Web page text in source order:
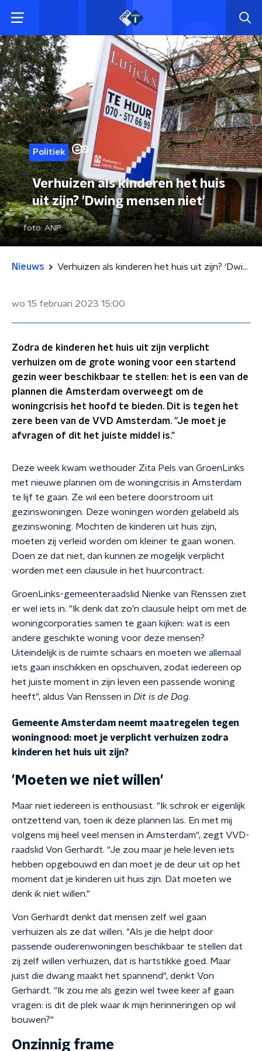
Politiek
Verhuizen als kinderen het huis
uit zijn? 'Dwing mensen niet'
foto: ANP
Nieuws Verhuizen als kinderen het huis uit zijn? 'Dwing mensen niet'
wo 15 februari 2023 15:00
Zodra de kinderen het huis uit zijn verplicht
verhuizen om de grote woning voor een startend
gezin weer beschikbaar te stellen: het is een van de
plannen die Amsterdam overweegt om de
woningcrisis het hoofd te bieden. Dit is tegen het
zere been van de VVD Amsterdam. "Je moet je
afvragen of dit het juiste middel is."
Deze week kwam wethouder Zita Pels van GroenLinks
met nieuwe plannen om de woningcrisis in Amsterdam
te lijf te gaan. Ze wil een betere doorstroom uit
gezinswoningen. Deze woningen worden gelabeld als
gezinswoning. Mochten de kinderen uit huis zijn,
moeten zij verleid worden om kleiner te gaan wonen.
Doen ze dat niet, dan kunnen ze mogelijk verplicht
worden met een clausule in het huurcontract.
GroenLinks-gemeenteraadslid Nienke van Renssen ziet
er wel iets in. "Ik denk dat zo’n clausule helpt om met de
woningcorporaties samen te gaan kijken: wat is een
andere geschikte woning voor deze mensen?
Uiteindelijk is de ruimte schaars en moeten we allemaal
iets gaan inschikken en opschuiven, zodat iedereen op
het juiste moment in zijn leven een passende woning
heeft", aldus Van Renssen in Dit is de Dag.
Gemeente Amsterdam neemt maatregelen tegen
woningnood: moet je verplicht verhuizen zodra
kinderen het huis uit zijn?
'Moeten we niet willen'
Maar niet iedereen is enthousiast. "Ik schrok er eigenlijk
ontzettend van, toen ik deze plannen las. En met mij
volgens mij heel veel mensen in Amsterdam", zegt VVD-
raadslid Von Gerhardt. "Je zou maar je hele leven iets
hebben opgebouwd en dan moet je de deur uit op het
moment dat je kinderen uit huis zijn. Dat moeten we
denk ik niet willen."
Von Gerhardt denkt dat mensen zelf wel gaan
verhuizen als ze dat willen. "Als je die helpt door
passende ouderenwoningen beschikbaar te stellen dat
zij zelf willen verhuizen, dat is hartstikke goed. Maar
juist die dwang maakt het spannend", denkt Von
Gerhardt. "Ik zou me als gezin wel twee keer af gaan
vragen: is dit de plek waar ik mijn herinneringen op wil
bouwen?"
Onzinnig frame